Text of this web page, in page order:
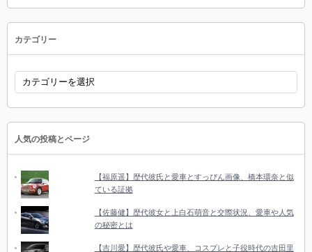
カテゴリー
カ
ゴ
リ
人気の投稿とページ
【福原遥】歴代彼氏と愛車とすっぴん画像、橋本環奈と似
ている証拠
【佐藤健】歴代彼女と上白石萌音と交際状況、愛車や人気
の秘密とは
【吉川愛】歴代彼氏や愛車、コスプレと子役時代の吉田里